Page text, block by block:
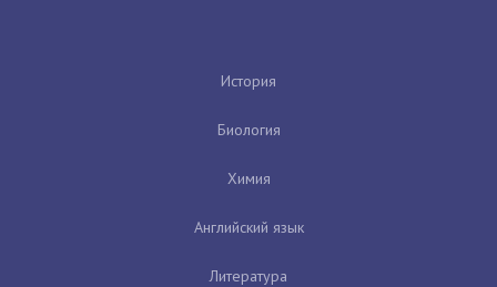
История
Биология
Химия
Английский язык
Литература